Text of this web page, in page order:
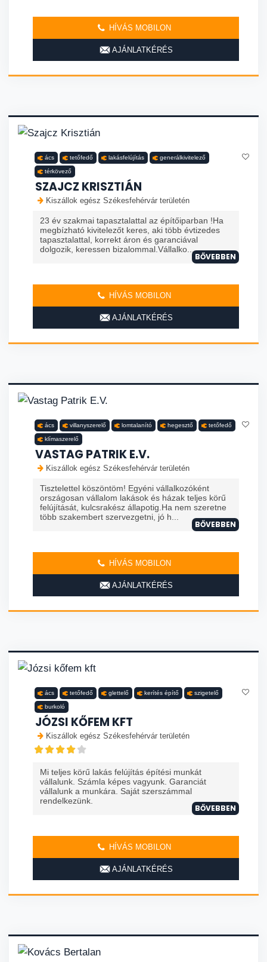
HÍVÁS MOBILON
AJÁNLATKÉRÉS
ács tetőfedő lakásfelújítás generálkivitelező
térkövező
SZAJCZ KRISZTIÁN
Kiszállok egész Székesfehérvár területén
23 év szakmai tapasztalattal az építőiparban !Ha
megbízható kivitelezőt keres, aki több évtizedes
tapasztalattal, korrekt áron és garanciával
dolgozik, keressen bizalommal.Vállalko...
BŐVEBBEN
HÍVÁS MOBILON
AJÁNLATKÉRÉS
ács villanyszerelő lomtalanító hegesztő tetőfedő
klímaszerelő
VASTAG PATRIK E.V.
Kiszállok egész Székesfehérvár területén
Tisztelettel köszöntöm! Egyéni vállalkozóként
országosan vállalom lakások és házak teljes körű
felújítását, kulcsrakész állapotig.Ha nem szeretne
több szakembert szervezgetni, jó h...
BŐVEBBEN
HÍVÁS MOBILON
AJÁNLATKÉRÉS
ács tetőfedő glettelő kerítés építő szigetelő
burkoló
JÓZSI KŐFEM KFT
Kiszállok egész Székesfehérvár területén
Mi teljes körű lakás felújítás építési munkát
vállalunk. Számla képes vagyunk. Garanciát
vállalunk a munkára. Saját szerszámmal
rendelkezünk.
BŐVEBBEN
HÍVÁS MOBILON
AJÁNLATKÉRÉS